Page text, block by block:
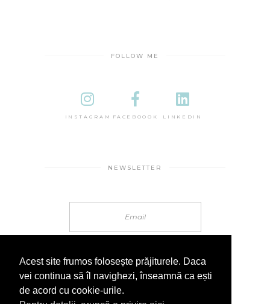
FOLLOW ME
INSTAGRAM FACEBOOOK LINKEDIN
NEWSLETTER
Acest site frumos folosește prăjiturele. Daca
vei continua să îl navighezi, înseamnă ca ești
de acord cu cookie-urile.